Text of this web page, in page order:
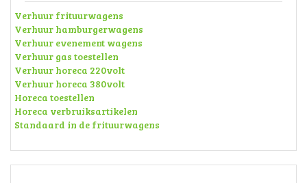
Verhuur frituurwagens
Verhuur hamburgerwagens
Verhuur evenement wagens
Verhuur gas toestellen
Verhuur horeca 220volt
Verhuur horeca 380volt
Horeca toestellen
Horeca verbruiksartikelen
Standaard in de frituurwagens